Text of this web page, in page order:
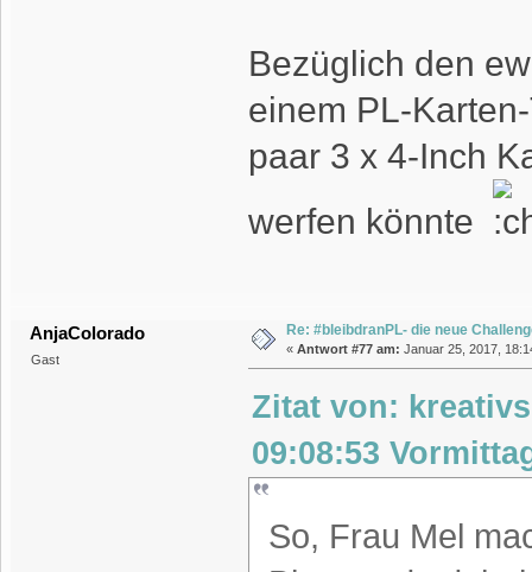
Bezüglich den
einem PL-
paar 3 x 4-Inch
werfen könnte
AnjaColorado
Gast
Re: #bleibdranPL- die neue
« Antwort #77 am: Januar 25, 2017,
Zitat von:
09:08:53
So, Frau Mel